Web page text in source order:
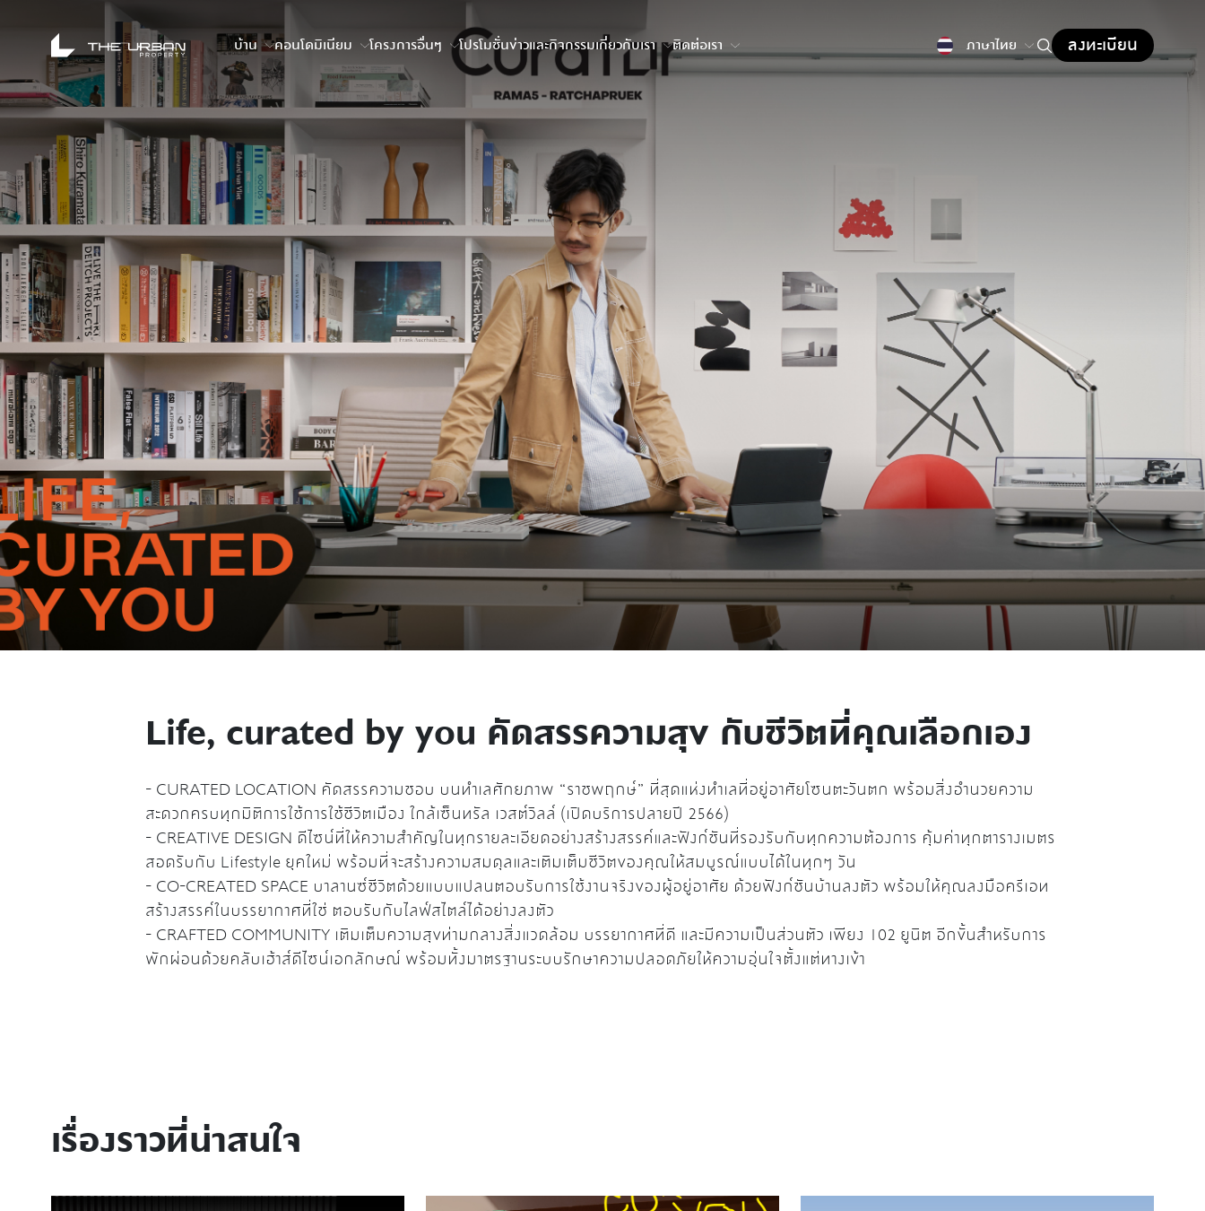
บ้าน คอนโดมิเนียม โครงการอื่นๆ โปรโมชั่นข่าวและกิจกรรมเกี่ยวกับเรา ติดต่อเรา ภาษาไทย ลงทะเบียน
Life, curated by you คัดสรรความสุข กับชีวิตที่คุณเลือกเอง
- CURATED LOCATION คัดสรรความชอบ บนทำเลศักยภาพ “ราชพฤกษ์” ที่สุดแห่งทำเลที่อยู่อาศัยโซนตะวันตก พร้อมสิ่งอำนวยความ
สะดวกครบทุกมิติการใช้การใช้ชีวิตเมือง ใกล้เซ็นทรัล เวสต์วิลล์ (เปิดบริการปลายปี 2566)
- CREATIVE DESIGN ดีไซน์ที่ให้ความสำคัญในทุกรายละเอียดอย่างสร้างสรรค์และฟังก์ชันที่รองรับกับทุกความต้องการ คุ้มค่าทุกตารางเมตร
สอดรับกับ Lifestyle ยุคใหม่ พร้อมที่จะสร้างความสมดุลและเติมเต็มชีวิตของคุณให้สมบูรณ์แบบได้ในทุกๆ วัน
- CO-CREATED SPACE บาลานซ์ชีวิตด้วยแบบแปลนตอบรับการใช้งานจริงของผู้อยู่อาศัย ด้วยฟังก์ชันบ้านลงตัว พร้อมให้คุณลงมือครีเอท
สร้างสรรค์ในบรรยากาศที่ใช่ ตอบรับกับไลฟ์สไตล์ได้อย่างลงตัว
- CRAFTED COMMUNITY เติมเต็มความสุขท่ามกลางสิ่งแวดล้อม บรรยากาศที่ดี และมีความเป็นส่วนตัว เพียง 102 ยูนิต อีกขั้นสำหรับการ
พักผ่อนด้วยคลับเฮ้าส์ดีไซน์เอกลักษณ์ พร้อมทั้งมาตรฐานระบบรักษาความปลอดภัยให้ความอุ่นใจตั้งแต่ทางเข้า
เรื่องราวที่น่าสนใจ